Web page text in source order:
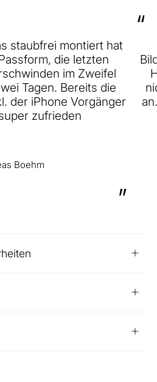
staubfrei montiert hat
die letzten
im Zweifel
Tagen. Bereits die
der iPhone Vorgänger
zufrieden
”
Boehm
“